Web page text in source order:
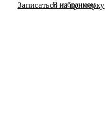
В избранном
Записаться на примерку